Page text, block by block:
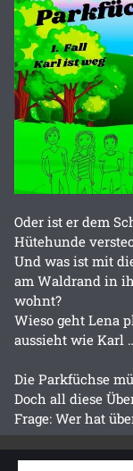
Oder ist er dem
Hütehunde
Und was ist mit
am Waldrand in
wohnt?
Wieso geht Lena
aussieht wie Karl
Die Parkfüchse
Doch all diese
Frage: Wer hat